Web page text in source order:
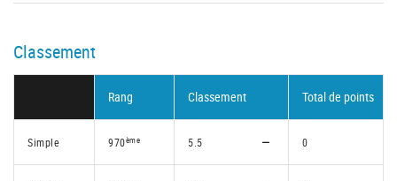
Classement
Rang Classement Total de points
Simple 970ème 5.5 0